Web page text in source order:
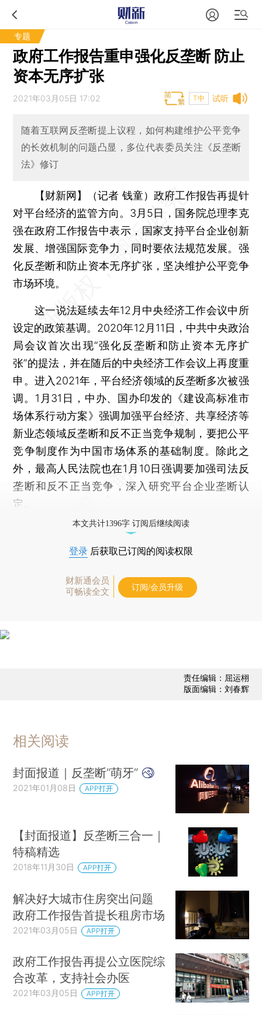
专题
政府工作报告重申强化反垄断 防止
资本无序扩张
试听
2021年03月05日 17:02 T中
随着互联网反垄断提上议程，如何构建维护公平竞争
的长效机制的问题凸显，多位代表委员关注《反垄断
法》修订
【财新网】（记者 钱童） 政府工作报告再提针
对平台经济的监管方向。3月5日，国务院总理李克
强在政府工作报告中表示，国家支持平台企业创新
发展、增强国际竞争力，同时要依法规范发展。强
化反垄断和防止资本无序扩张，坚决维护公平竞争
市场环境。
这一说法延续去年12月中央经济工作会议中所
设定的政策基调。2020年12月11日，中共中央政治
局会议首次出现“强化反垄断和防止资本无序扩
张”的提法，并在随后的中央经济工作会议上再度重
申。进入2021年，平台经济领域的反垄断多次被强
调。1月31日，中办、国办印发的《建设高标准市
场体系行动方案》强调加强平台经济、共享经济等
新业态领域反垄断和反不正当竞争规制，要把公平
竞争制度作为中国市场体系的基础制度。除此之
外，最高人民法院也在1月10日强调要加强司法反
垄断和反不正当竞争，深入研究平台企业垄断认
定。
本文共计1396字 订阅后继续阅读
登录 后获取已订阅的阅读权限
财新通会员
可畅读全文
订阅/会员升级
责任编辑：屈运栩
版面编辑：刘春辉
相关阅读
封面报道｜反垄断“萌牙”
2021年01月08日 APP打开
【封面报道】反垄断三合一｜
特稿精选
2018年11月30日 APP打开
解决好大城市住房突出问题
政府工作报告首提长租房市场
2021年03月05日 APP打开
政府工作报告再提公立医院综
合改革，支持社会办医
2021年03月05日 APP打开